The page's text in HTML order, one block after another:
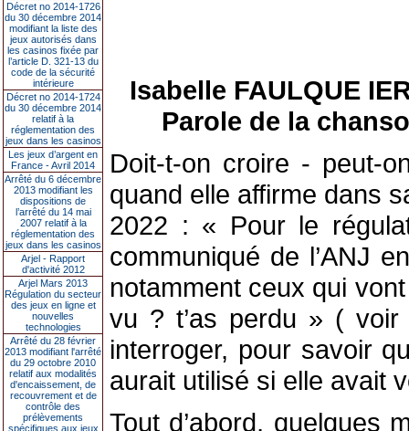
Décret no 2014-1726
du 30 décembre 2014
modifiant la liste des
jeux autorisés dans
les casinos fixée par
l’article D. 321-13 du
code de la sécurité
intérieure
Décret no 2014-1724
du 30 décembre 2014
relatif à la
réglementation des
jeux dans les casinos
Les jeux d’argent en
France - Avril 2014
Arrêté du 6 décembre
2013 modifiant les
dispositions de
l’arrêté du 14 mai
2007 relatif à la
réglementation des
jeux dans les casinos
Arjel - Rapport
d'activité 2012
Arjel Mars 2013
Régulation du secteur
des jeux en ligne et
nouvelles
technologies
Arrêté du 28 février
2013 modifiant l'arrêté
du 29 octobre 2010
relatif aux modalités
d'encaissement, de
recouvrement et de
contrôle des
prélèvements
spécifiques aux jeux
Isabelle FAULQUE
Parole de la
Doit-t-on croire - peut-
quand elle affirme dans
2022 : « Pour le
communiqué de l’ANJ
notamment ceux qui
vu ? t’as perdu » (
interroger, pour savoir
aurait utilisé si elle avait
Tout d’abord, quelques